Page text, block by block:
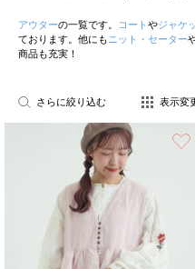
アウターの一覧です。 コート やジャケ
ております。他にも ニット・セーター
商品も充実！
さらに絞り込む 表示変